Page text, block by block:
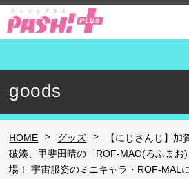
goods
HOME > グッズ >
【にじさんじ】
破湊、甲斐田晴の「ROF-MAO(ろふまお
場！ 宇宙服姿のミニキャラ・ROF-MAL